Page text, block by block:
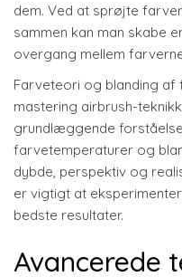
dem. Ved at sprøjte
sammen kan man skabe
overgang mellem
Farveteori og blanding af
mastering airbrush-
grundlæggende
farvetemperaturer og
dybde, perspektiv og
er vigtigt at
bedste resultater.
Avancerede